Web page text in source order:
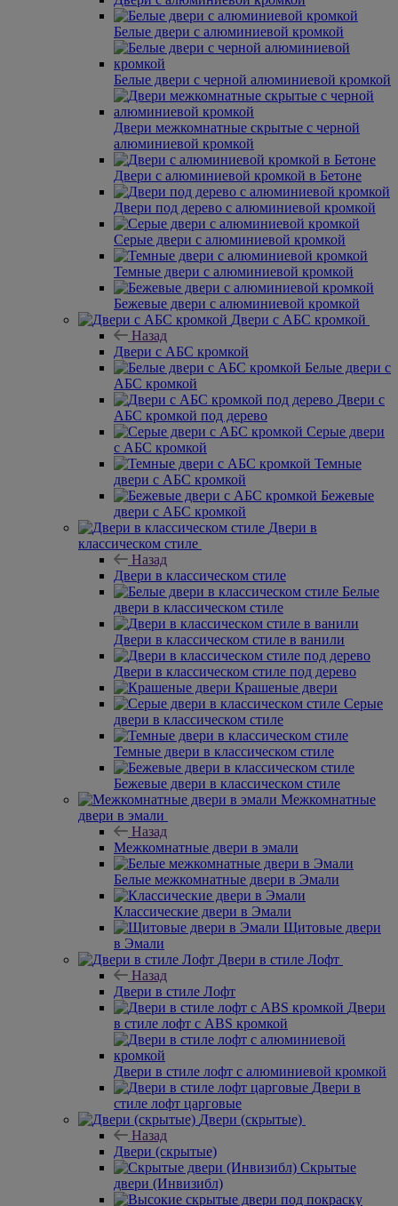
Белые двери с алюминиевой кромкой
Белые двери с черной алюминиевой кромкой
Двери межкомнатные скрытые с черной
алюминиевой кромкой
Двери с алюминиевой кромкой в Бетоне
Двери под дерево с алюминиевой кромкой
Серые двери с алюминиевой кромкой
Темные двери с алюминиевой кромкой
Бежевые двери с алюминиевой кромкой
Двери с АБС кромкой
Назад
Двери с АБС кромкой
Белые двери с
АБС кромкой
Двери с
АБС кромкой под дерево
Серые двери
с АБС кромкой
Темные
двери с АБС кромкой
Бежевые
двери с АБС кромкой
Двери в
классическом стиле
Назад
Двери в классическом стиле
Белые
двери в классическом стиле
Двери в классическом стиле в ванили
Двери в классическом стиле под дерево
Крашеные двери
Серые
двери в классическом стиле
Темные двери в классическом стиле
Бежевые двери в классическом стиле
Межкомнатные
двери в эмали
Назад
Межкомнатные двери в эмали
Белые межкомнатные двери в Эмали
Классические двери в Эмали
Щитовые двери
в Эмали
Двери в стиле Лофт
Назад
Двери в стиле Лофт
Двери
в стиле лофт с ABS кромкой
Двери в стиле лофт с алюминиевой кромкой
Двери в
стиле лофт царговые
Двери (скрытые)
Назад
Двери (скрытые)
Скрытые
двери (Инвизибл)